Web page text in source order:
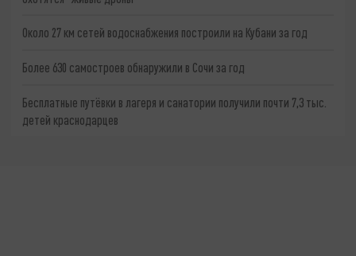
Около 27 км сетей водоснабжения построили на Кубани за год
Более 630 самостроев обнаружили в Сочи за год
Бесплатные путёвки в лагеря и санатории получили почти 7,3 тыс.
детей краснодарцев